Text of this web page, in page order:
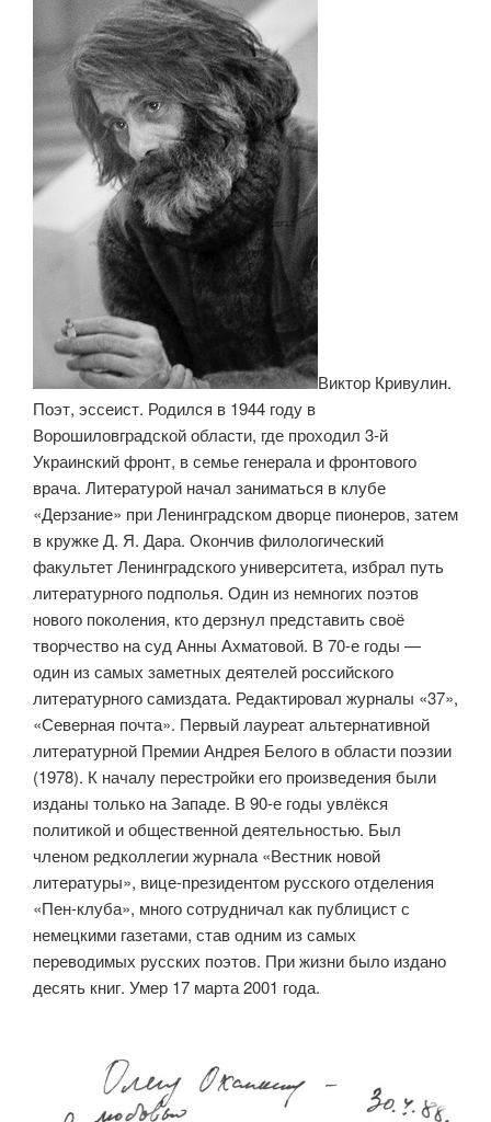
Виктор Кривулин.
Поэт, эссеист. Родился в 1944 году в
Ворошиловградской области, где проходил 3-й
Украинский фронт, в семье генерала и фронтового
врача. Литературой начал заниматься в клубе
«Дерзание» при Ленинградском дворце пионеров, затем
в кружке Д. Я. Дара. Окончив филологический
факультет Ленинградского университета, избрал путь
литературного подполья. Один из немногих поэтов
нового поколения, кто дерзнул представить своё
творчество на суд Анны Ахматовой. В 70-е годы —
один из самых заметных деятелей российского
литературного самиздата. Редактировал журналы «37»,
«Северная почта». Первый лауреат альтернативной
литературной Премии Андрея Белого в области поэзии
(1978). К началу перестройки его произведения были
изданы только на Западе. В 90-е годы увлёкся
политикой и общественной деятельностью. Был
членом редколлегии журнала «Вестник новой
литературы», вице-президентом русского отделения
«Пен-клуба», много сотрудничал как публицист с
немецкими газетами, став одним из самых
переводимых русских поэтов. При жизни было издано
десять книг. Умер 17 марта 2001 года.